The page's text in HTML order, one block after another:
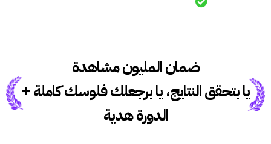
ضمان المليون مشاهدة
يا بتحقق النتايج، يا برجعلك فلوسك كاملة +
الدورة هدية